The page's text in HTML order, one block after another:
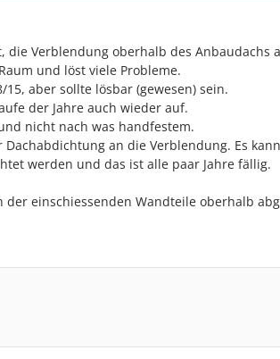
Verblendung oberhalb des Anbaudachs
und löst viele Probleme.
aber sollte lösbar (gewesen) sein.
der Jahre auch wieder auf.
nicht nach was handfestem.
an die Verblendung. Es
werden und das ist alle paar Jahre fällig.
einschiessenden Wandteile oberhalb